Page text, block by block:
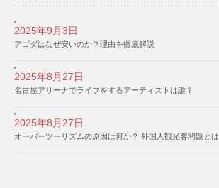
2025年9月3日
アゴダはなぜ安いのか？理由を徹底解説
2025年8月27日
名古屋アリーナでライブをするアーティストは誰？
2025年8月27日
オーバーツーリズムの原因は何か？ 外国人観光客問題とは